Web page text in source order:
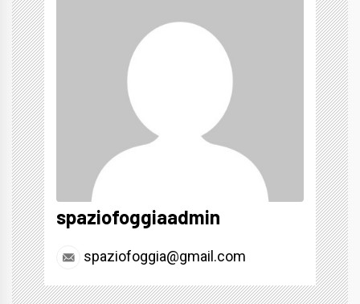
spaziofoggiaadmin
spaziofoggia@gmail.com